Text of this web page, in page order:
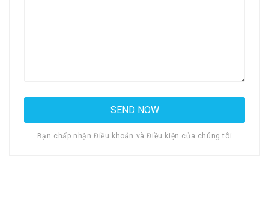
Bạn chấp nhận Điều khoản và Điều kiện của chúng tôi